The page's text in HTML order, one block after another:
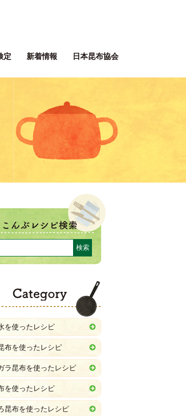
定 新着情報 日本昆布協会
こんぶレシピ
を使ったレシピ
布を使ったレシピ
ラ昆布を使ったレシピ
を使ったレシピ
昆布を使ったレシピ